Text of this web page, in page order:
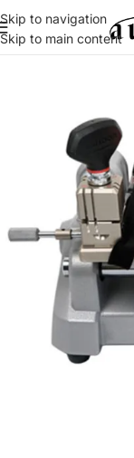
Skip to navigation
Skip to main content